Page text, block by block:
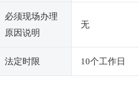
必须现场办理
原因说明
无
法定时限 10个工作日